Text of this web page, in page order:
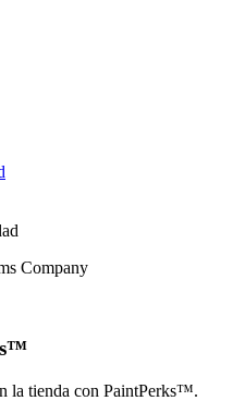
Company
la tienda con PaintPerks™.